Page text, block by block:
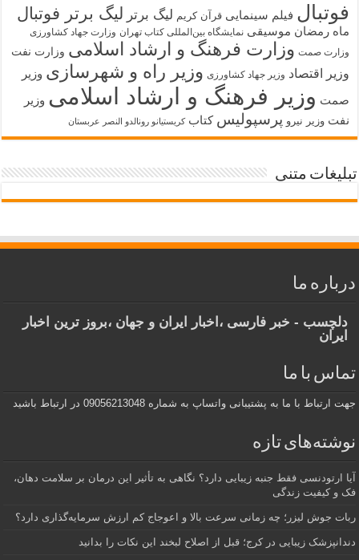
فوتبال فیلم سینمایی قرآن کریم لیگ برتر لیگ برتر فوتبال
ماه رمضان موسیقی نمایشگاه بین‌المللی کتاب تهران وزارت جهاد کشاورزی
وزارت صمت وزارت فرهنگ و ارشاد اسلامی وزارت نفت
وزیر اقتصاد وزیر جهاد کشاورزی وزیر راه و شهرسازی وزیر
صمت وزیر فرهنگ و ارشاد اسلامی وزیر
نفت وزیر نیرو پرسپولیس کتاب کریستیانو رونالدو النصر عربستان
تبلیغات متنی
درباره ما
دلچسب - خبر فارسی ،اخبار ایران و جهان ،بروز ترین اخبار
ایران
تماس با ما
جهت ارتباط با ما به پشتیبانی واتساپ به شماره 09056213048 در ارتباط باشید
نوشته‌های تازه
آیا ارتودنسی فقط جنبه زیبایی دارد؟ نگاهی به تأثیر این درمان بر سلامت دهان،
فک و کیفیت زندگی
ربات جوش لیزر؛ چه زمانی سرعت بالا و اعوجاج کم ارزش سرمایه‌گذاری دارد؟
دندانپزشک زیبایی در کرج؛ قبل از اصلاح لبخند این نکات را بدانید